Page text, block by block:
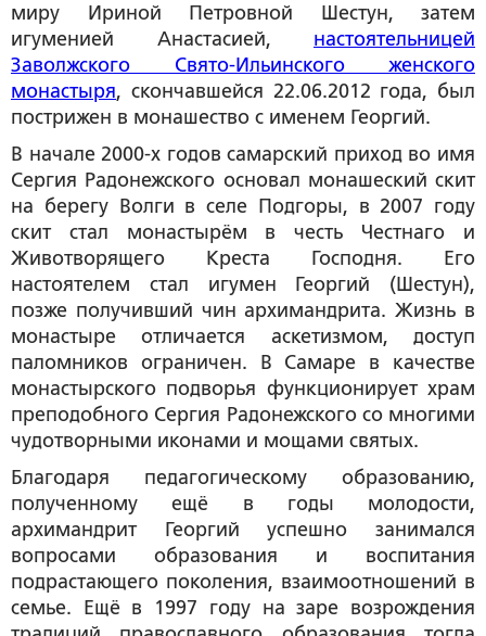
миру Ириной Петровной Шестун, затем
игуменией Анастасией, настоятельницей
Заволжского Свято-Ильинского женского
монастыря, скончавшейся 22.06.2012 года, был
пострижен в монашество с именем Георгий.
В начале 2000-х годов самарский приход во имя
Сергия Радонежского основал монашеский скит
на берегу Волги в селе Подгоры, в 2007 году
скит стал монастырём в честь Честнаго и
Животворящего Креста Господня. Его
настоятелем стал игумен Георгий (Шестун),
позже получивший чин архимандрита. Жизнь в
монастыре отличается аскетизмом, доступ
паломников ограничен. В Самаре в качестве
монастырского подворья функционирует храм
преподобного Сергия Радонежского со многими
чудотворными иконами и мощами святых.
Благодаря педагогическому образованию,
полученному ещё в годы молодости,
архимандрит Георгий успешно занимался
вопросами образования и воспитания
подрастающего поколения, взаимоотношений в
семье. Ещё в 1997 году на заре возрождения